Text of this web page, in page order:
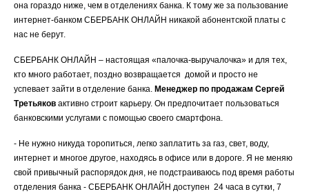
она гораздо ниже, чем в отделениях банка. К тому же за пользование
интернет-банком СБЕРБАНК ОНЛАЙН никакой абонентской платы с
нас не берут.
СБЕРБАНК ОНЛАЙН – настоящая «палочка-выручалочка» и для тех,
кто много работает, поздно возвращается домой и просто не
успевает зайти в отделение банка. Менеджер по продажам Сергей
Третьяков активно строит карьеру. Он предпочитает пользоваться
банковскими услугами с помощью своего смартфона.
- Не нужно никуда торопиться, легко заплатить за газ, свет, воду,
интернет и многое другое, находясь в офисе или в дороге. Я не меняю
свой привычный распорядок дня, не подстраиваюсь под время работы
отделения банка - СБЕРБАНК ОНЛАЙН доступен 24 часа в сутки, 7